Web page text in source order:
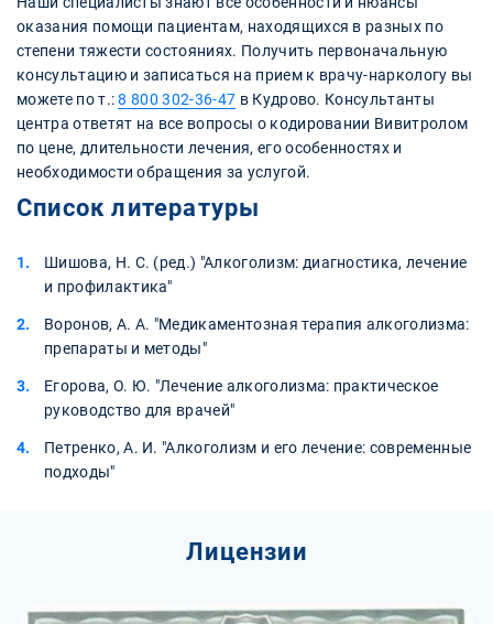
оказания помощи пациентам, находящихся в разных по
степени тяжести состояниях. Получить первоначальную
консультацию и записаться на прием к врачу-наркологу вы
можете по т.:8 800 302-36-47 в Кудрово. Консультанты
центра ответят на все вопросы о кодировании Вивитролом
по цене, длительности лечения, его особенностях и
необходимости обращения за услугой.
Список литературы
Шишова, Н. С. (ред.) "Алкоголизм: диагностика, лечение
и профилактика"
Воронов, А. А. "Медикаментозная терапия алкоголизма:
препараты и методы"
Егорова, О. Ю. "Лечение алкоголизма: практическое
руководство для врачей"
Петренко, А. И. "Алкоголизм и его лечение: современные
подходы"
Лицензии